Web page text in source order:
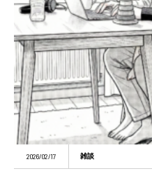
2026/02/17 雑談